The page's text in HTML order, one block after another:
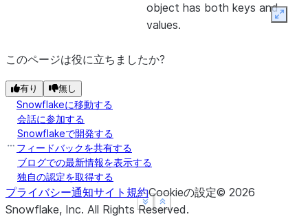
Show less
See more
Show less
See more
object has both keys and
values.
このページは役に立ちましたか?
有り 無し
Snowflakeに移動する
会話に参加する
Snowflakeで開発する
フィードバックを共有する
ブログでの最新情報を表示する
独自の認定を取得する
プライバシー通知サイト規約Cookieの設定© 2026
Snowflake, Inc. All Rights Reserved.